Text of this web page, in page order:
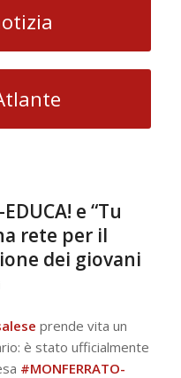
e “Tu
rete per il
dei giovani
prende vita un
è stato ufficialmente
#MONFERRATO-